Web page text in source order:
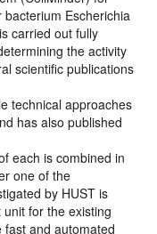
Escherichia
carried out fully
the activity
scientific publications
technical approaches
has also published
each is combined in
one of the
by HUST is
for the existing
fast and automated